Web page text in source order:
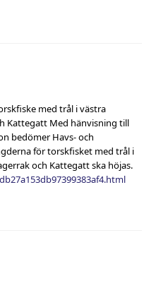
med trål i västra
Kattegatt Med hänvisning till
bedömer Havs- och
för torskfisket med trål i
och Kattegatt ska höjas.